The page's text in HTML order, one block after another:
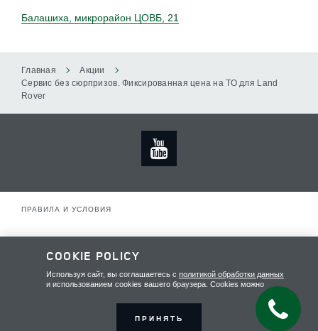
Балашиха, микрорайон ЦОВБ, 21
Главная
Акции
Сервис без сюрпризов. Фиксированная цена на ТО для Land
Rover
ПРАВИЛА И УСЛОВИЯ
ПОЛИТИКА КОНФИДЕНЦИАЛЬНОСТИ
БорисХоф - официальный дилер Land Rover
COOKIE POLICY
Используя сайт, вы соглашаетесь с политикой обработки данных
и использованием cookies вашего браузера. Cookies можно
обеспечения оптимальной работы и улучшения
пользовательского опыта на сайте могут использоваться системы
веб-аналитики (в том числе Яндекс.Метрика). Продолжая
ПРИНЯТЬ